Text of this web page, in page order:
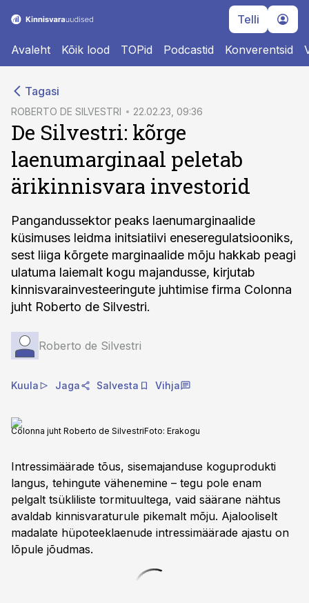
Telli
Avaleht Kõik lood TOPid Podcastid Konverentsid
Tagasi
ROBERTO DE SILVESTRI 22.02.23, 09:36
De Silvestri: kõrge
laenumarginaal peletab
ärikinnisvara investorid
Pangandussektor peaks laenumarginaalide
küsimuses leidma initsiatiivi eneseregulatsiooniks,
sest liiga kõrgete marginaalide mõju hakkab peagi
ulatuma laiemalt kogu majandusse, kirjutab
kinnisvarainvesteeringute juhtimise firma Colonna
juht Roberto de Silvestri.
Roberto de Silvestri
Kuula Jaga Salvesta Vihja
Colonna juht Roberto de SilvestriFoto: Erakogu
Intressimäärade tõus, sisemajanduse koguprodukti
langus, tehingute vähenemine – tegu pole enam
pelgalt tsükliliste tormituultega, vaid säärane nähtus
avaldab kinnisvaraturule pikemalt mõju. Ajalooliselt
madalate hüpoteeklaenude intressimäärade ajastu on
lõpule jõudmas.